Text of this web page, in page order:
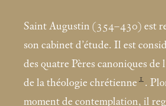
Saint Augustin (354–430) est
son cabinet d’étude. Il est
des quatre Pères canoniques
de la théologie chrétienne 1 .
moment de contemplation, il